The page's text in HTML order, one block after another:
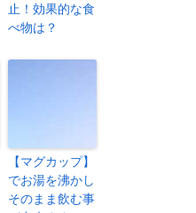
止！効果的な食
べ物は？
【マグカップ】
でお湯を沸かし
そのまま飲む事